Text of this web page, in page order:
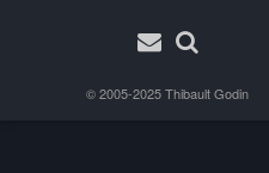
© 2005-2025Thibault Godin